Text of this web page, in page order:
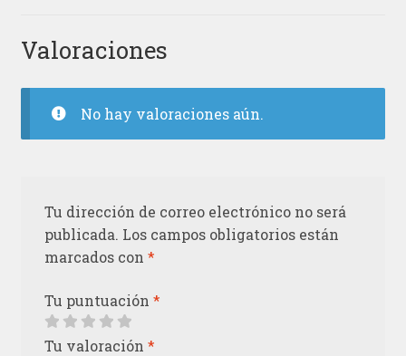
Valoraciones
No hay valoraciones aún.
Tu dirección de correo electrónico no será
publicada. Los campos obligatorios están
marcados con *
Tu puntuación *
Tu valoración *